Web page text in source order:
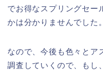
でお得なスプリングセー
かは分かりませんでした。
なので、今後も色々とア
調査していくので、もし